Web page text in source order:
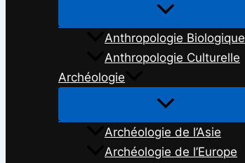
Anthropologie Biologique
Anthropologie Culturelle
Archéologie
Archéologie de l’Asie
Archéologie de l’Europe